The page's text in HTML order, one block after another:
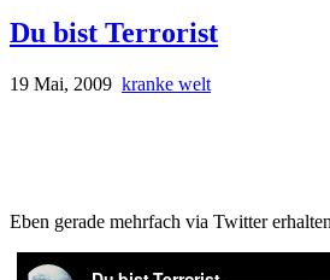
Du bist Terrorist
19 Mai, 2009 kranke welt
Eben gerade mehrfach via Twitter